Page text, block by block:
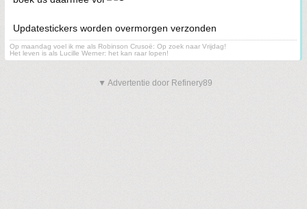
Updatestickers worden overmorgen verzonden
Op maandag voel ik me als Robinson Crusoë: Op zoek naar Vrijdag!
Het leven is als Lucille Werner: het kan raar lopen!
▼ Advertentie door Refinery89